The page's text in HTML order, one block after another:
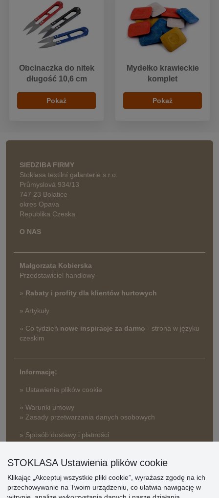
Obcinaczka do nitek
długość 10,6 cm
Pokaż
Mydełko krawieckie
komplet
Pokaż
SIEDZIBA FIRMY
Stoklasa textilní galanterie s.r.o.
Průmyslová 934/13
747 23 Bolatice
okres Opava
Republika Czeska
O NAS
Małgorzata Kobierska
Przedstawiciel handlowy
» Rabaty i profity dla klientów hurtowych
» Artykuły
» Co tydzień nowe inspiracje za darmo - strona w języku
czeskim
Informację:
» Ustawienia plików cookie
» Warunki umowy
» Zasady przetwarzania danych osobowych
» Sposób dostawy i płatności
» Dlaczego należy się zarejestrować?
STOKLASA Ustawienia plików cookie
Klikając „Akceptuj wszystkie pliki cookie”, wyrażasz zgodę na ich
przechowywanie na Twoim urządzeniu, co ułatwia nawigację w